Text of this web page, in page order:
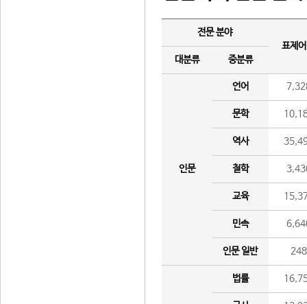
전문 분야
표제
대분류
중분류
인문
언어
문학
역사
철학
교육
민속
인문 일반 248
법률